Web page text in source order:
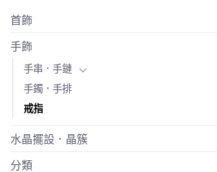
首飾
手飾
手串．手鏈
手鐲．手排
戒指
水晶擺設．晶簇
分類